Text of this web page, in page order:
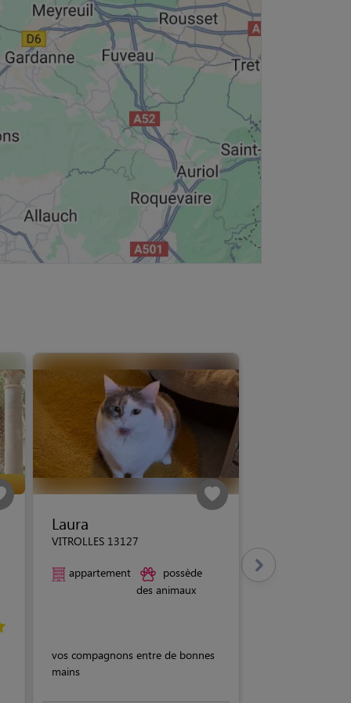
Laura
VITROLLES 13127
appartement
possède
des animaux
vos compagnons entre de bonnes
mains